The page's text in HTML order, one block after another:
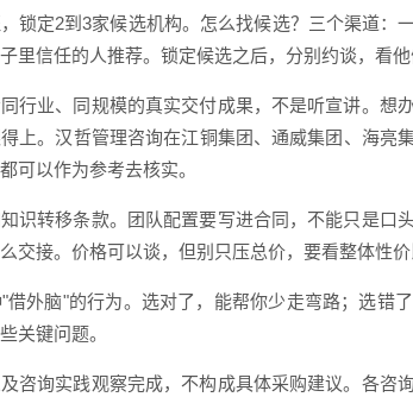
锁定2到3家候选机构。怎么找候选？三个渠道：
里信任的人推荐。锁定候选之后，分别约谈，看
行业、同规模的真实交付成果，不是听宣讲。想
上。汉哲管理咨询在江铜集团、通威集团、海亮
可以作为参考去核实。
识转移条款。团队配置要写进合同，不能只是口
交接。价格可以谈，但别只压总价，要看整体性价
借外脑"的行为。选对了，能帮你少走弯路；选错
关键问题。
咨询实践观察完成，不构成具体采购建议。各咨